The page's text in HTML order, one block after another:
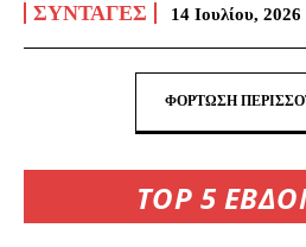
ΣΥΝΤΑΓΈΣ 14 Ιουλίου, 2026
ΦΌΡΤΩΣΗ
TOP 5